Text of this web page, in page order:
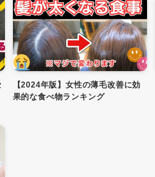
【2024年版】女性の薄毛改善に効
果的な食べ物ランキング